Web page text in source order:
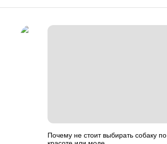
Почему не стоит выбирать собаку по